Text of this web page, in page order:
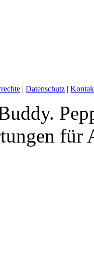
| Datenschutz |
für